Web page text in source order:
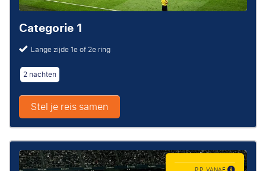
Categorie 1
Lange zijde 1e of 2e ring
2 nachten
Stel je reis samen